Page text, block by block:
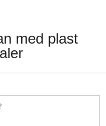
med plast